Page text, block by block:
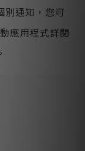
別通知，您可
應用程式詳閱